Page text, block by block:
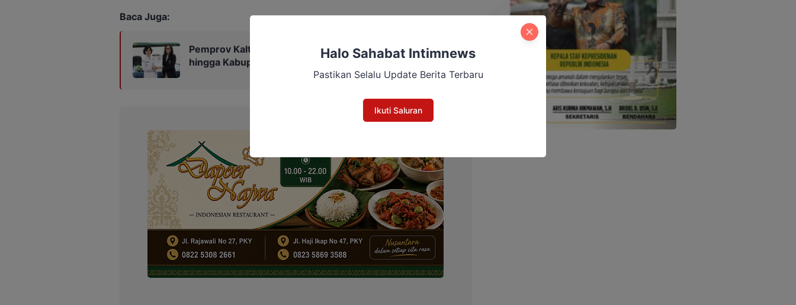
Baca Juga:
Pemprov Kalteng Siapkan Penguatan Layanan Stroke
hingga Kabupaten dan Desa
Halo Sahabat Intimnews
Pastikan Selalu Update Berita Terbaru
Ikuti Saluran